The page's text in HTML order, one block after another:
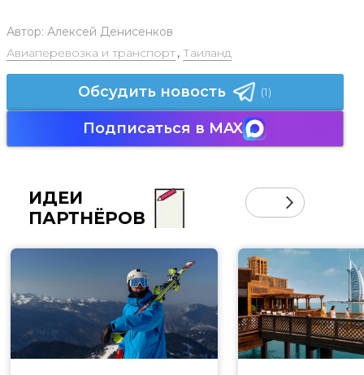
Автор: Алексей Денисенков
Авиаперевозка и транспорт, Таиланд
Обсудить новость (1)
Подписаться в MAX
ИДЕИ
ПАРТНЁРОВ